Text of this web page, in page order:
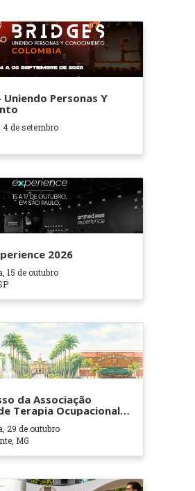
Uniendo Personas Y
de setembro
2026
de outubro
da Associação
Terapia Ocupacional
Hospitalares e
- ATOHOSP
29 de outubro
MG